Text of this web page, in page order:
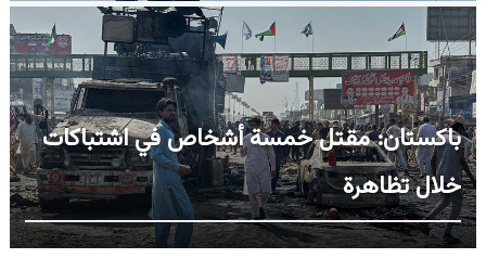
باكستان: مقتل خمسة أشخاص في اشتباكات
خلال تظاهرة